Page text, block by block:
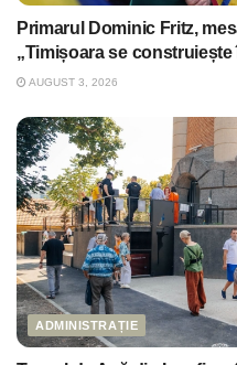
Primarul Dominic Fritz,
„Timișoara se construiește
AUGUST 3, 2026
ADMINISTRAȚIE